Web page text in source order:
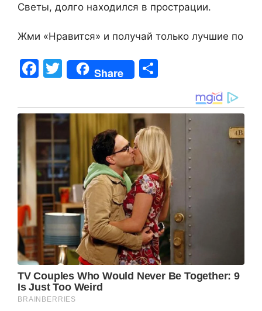
Светы, долго находился в прострации.
Жми «Нравится» и получай только лучшие по
F
c
e
b
o
o
k
T
w
itt
er
Share
ar
e